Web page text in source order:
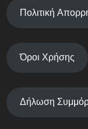
Πολιτική
Όροι Χρήσης
Δήλωση